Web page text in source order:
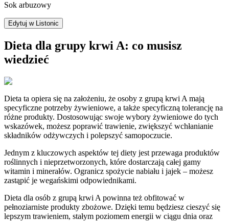
Sok arbuzowy
Edytuj w Listonic
Dieta dla grupy krwi A: co musisz
wiedzieć
Dieta ta opiera się na założeniu, że osoby z grupą krwi A mają
specyficzne potrzeby żywieniowe, a także specyficzną tolerancję na
różne produkty. Dostosowując swoje wybory żywieniowe do tych
wskazówek, możesz poprawić trawienie, zwiększyć wchłanianie
składników odżywczych i polepszyć samopoczucie.
Jednym z kluczowych aspektów tej diety jest przewaga produktów
roślinnych i nieprzetworzonych, które dostarczają całej gamy
witamin i minerałów. Ogranicz spożycie nabiału i jajek – możesz
zastąpić je wegańskimi odpowiednikami.
Dieta dla osób z grupą krwi A powinna też obfitować w
pełnoziarniste produkty zbożowe. Dzięki temu będziesz cieszyć się
lepszym trawieniem, stałym poziomem energii w ciągu dnia oraz